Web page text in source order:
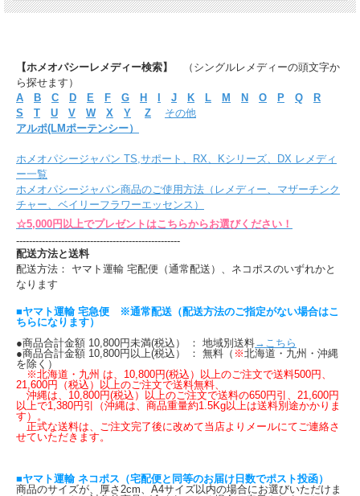
【ホメオパシーレメディー検索】
（シングルレメディーの頭文字か
ら探せます）
A
B C D E F G H J K L M N O P Q
R
S
T U V W X Y Z
その他
アルポ(LMポーテンシー）
ホメオパシージャパン TS,サポート、RX、Kシリーズ、DX レメディ
ー一覧
ホメオパシージャパン商品のご使用方法（レメディー、マザーチンク
チャー、ベイリーフラワーエッセンス）
☆5,000円以上でプレゼントはこちらからお選びください！
---------------------------------------------------
配送方法と送料
配送方法： ヤマト運輸 宅配便（通常配送）、ネコポスのいずれかと
なります
■ヤマト運輸 宅急便 ※通常配送（配送方法のご指定がない場合はこ
ちらになります）
●商品合計金額 10,800円未満(税込） ： 地域別送料→こちら
●商品合計金額 10,800円以上(税込） ： 無料（ ※北海道・九州・沖縄
を除く）
※北海道・九州 は、10,800円(税込）以上のご注文で送料500円、
21,600円（税込）以上のご注文で送料無料、
沖縄は、10,800円(税込）以上のご注文で送料の650円引、21,600円
以上で1,380円引（沖縄は、商品重量約1.5Kg以上は送料別途かかりま
す）。
正式な送料は、ご注文完了後に改めて当店よりメールにてご連絡さ
せていただきます。
■ヤマト運輸 ネコポス（宅配便と同等のお届け日数でポスト投函）
商品のサイズが、厚さ2cm、A4サイズ以内の場合にお選びいただけま